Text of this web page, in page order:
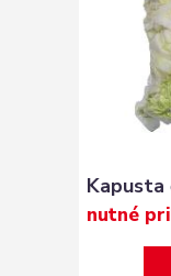
Kapusta
nutné